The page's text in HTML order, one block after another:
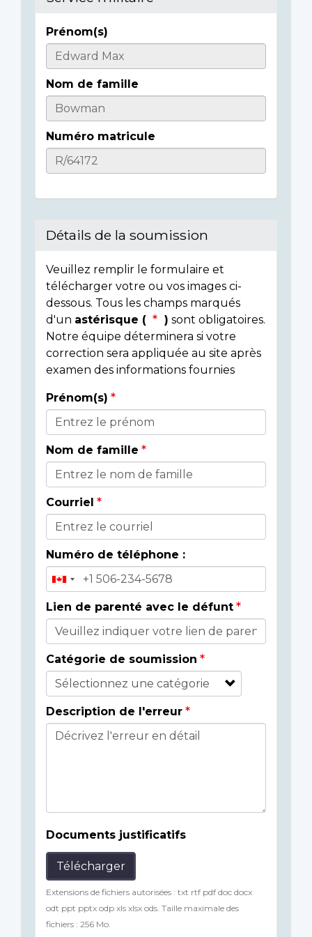
Casualty
Details
Prénom(s)
Nom de famille
Numéro matricule
Détails de la soumission
Veuillez remplir le formulaire et
télécharger votre ou vos images ci-
dessous. Tous les champs marqués
d'un astérisque ( ) sont obligatoires.
Notre équipe déterminera si votre
correction sera appliquée au site après
examen des informations fournies
Donor
Details
Prénom(s)
Nom de famille
Courriel
Numéro de téléphone :
Lien de parenté avec le défunt
Catégorie de soumission
Description de l'erreur
Documents justificatifs
Télécharger
Extensions de fichiers autorisées : txt rtf pdf doc docx
odt ppt pptx odp xls xlsx ods. Taille maximale des
fichiers : 256 Mo.